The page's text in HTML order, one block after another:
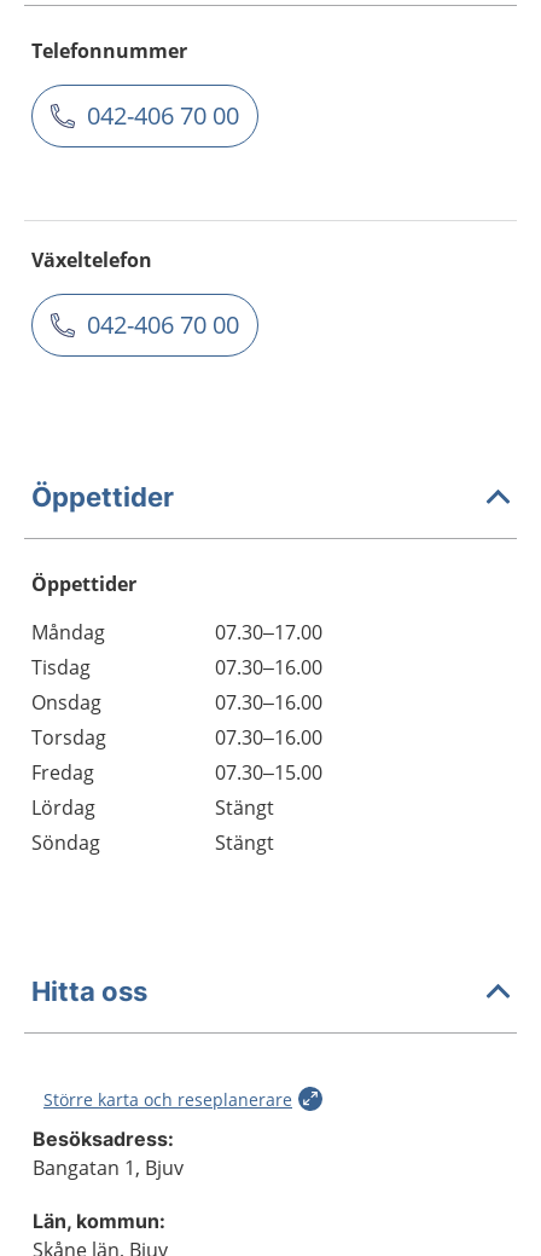
Telefonnummer
042-406 70 00
Växeltelefon
042-406 70 00
Öppettider
Öppettider
Dag
Öppettider
Kommentarer
Måndag
07.30–17.00
Tisdag
07.30–16.00
Onsdag
07.30–16.00
Torsdag
07.30–16.00
Fredag
07.30–15.00
Lördag
Stängt
Söndag
Stängt
Hitta oss
Större karta och reseplanerare
Besöksadress:
Bangatan 1, Bjuv
Län, kommun:
Skåne län, Bjuv